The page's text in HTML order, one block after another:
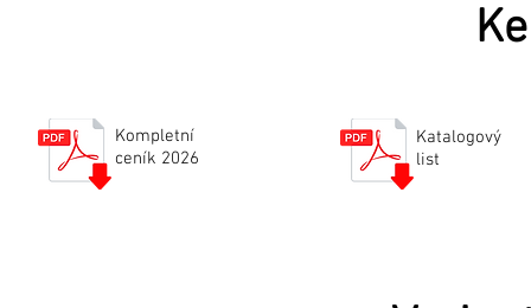
Kompletní
ceník 2026
Katalogový
list